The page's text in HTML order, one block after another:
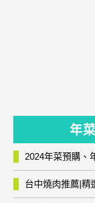
年
台中燒肉推薦|精